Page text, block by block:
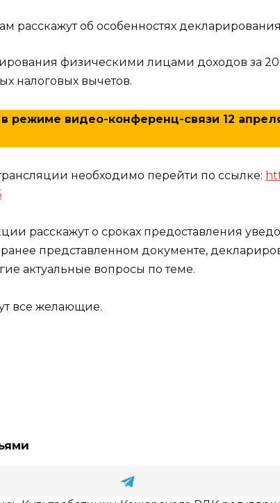
физическими лицами доходов за
налоговых вычетов.
режиме видео-конференц-связи 12
необходимо перейти по ссылке:
расскажут о сроках предоставления
представленном документе,
актуальные вопросы по теме.
все желающие.